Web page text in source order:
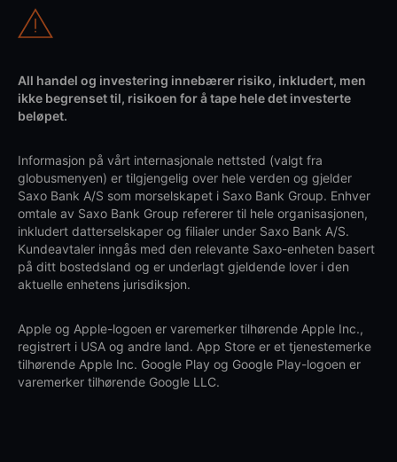
All handel og investering innebærer risiko, inkludert, men
ikke begrenset til, risikoen for å tape hele det investerte
beløpet.
Informasjon på vårt internasjonale nettsted (valgt fra
globusmenyen) er tilgjengelig over hele verden og gjelder
Saxo Bank A/S som morselskapet i Saxo Bank Group. Enhver
omtale av Saxo Bank Group refererer til hele organisasjonen,
inkludert datterselskaper og filialer under Saxo Bank A/S.
Kundeavtaler inngås med den relevante Saxo-enheten basert
på ditt bostedsland og er underlagt gjeldende lover i den
aktuelle enhetens jurisdiksjon.
Apple og Apple-logoen er varemerker tilhørende Apple Inc.,
registrert i USA og andre land. App Store er et tjenestemerke
tilhørende Apple Inc. Google Play og Google Play-logoen er
varemerker tilhørende Google LLC.